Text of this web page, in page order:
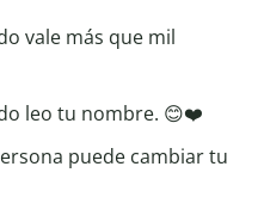
vale más que mil
leo tu nombre. 😊❤️
puede cambiar tu